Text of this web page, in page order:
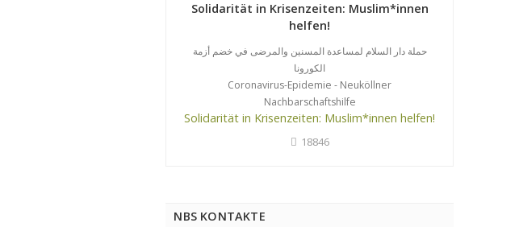
Solidarität in Krisenzeiten: Muslim*innen
helfen!
حملة دار السلام لمساعدة المسنين والمرضى في خضم أزمة
الكورونا
Coronavirus-Epidemie - Neuköllner
Nachbarschaftshilfe
Solidarität in Krisenzeiten: Muslim*innen helfen!
18846
NBS KONTAKTE